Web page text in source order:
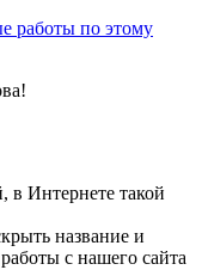
работы по этому
в Интернете такой
название и
с нашего сайта